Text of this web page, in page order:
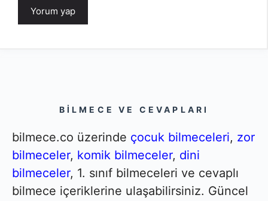
BILMECE VE CEVAPLARI
bilmece.co üzerinde çocuk bilmeceleri, zor
bilmeceler, komik bilmeceler, dini
bilmeceler, 1. sınıf bilmeceleri ve cevaplı
bilmece içeriklerine ulaşabilirsiniz. Güncel